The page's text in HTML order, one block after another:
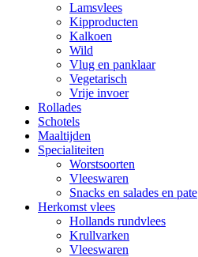
Lamsvlees
Kipproducten
Kalkoen
Wild
Vlug en panklaar
Vegetarisch
Vrije invoer
Rollades
Schotels
Maaltijden
Specialiteiten
Worstsoorten
Vleeswaren
Snacks en salades en pate
Herkomst vlees
Hollands rundvlees
Krullvarken
Vleeswaren